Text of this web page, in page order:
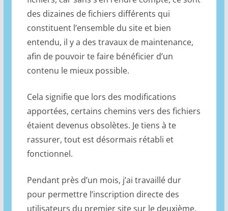
des dizaines de fichiers différents qui
constituent l’ensemble du site et bien
entendu, il y a des travaux de maintenance,
afin de pouvoir te faire bénéficier d’un
contenu le mieux possible.
Cela signifie que lors des modifications
apportées, certains chemins vers des fichiers
étaient devenus obsolètes. Je tiens à te
rassurer, tout est désormais rétabli et
fonctionnel.
Pendant près d’un mois, j’ai travaillé dur
pour permettre l’inscription directe des
utilisateurs du premier site sur le deuxième,